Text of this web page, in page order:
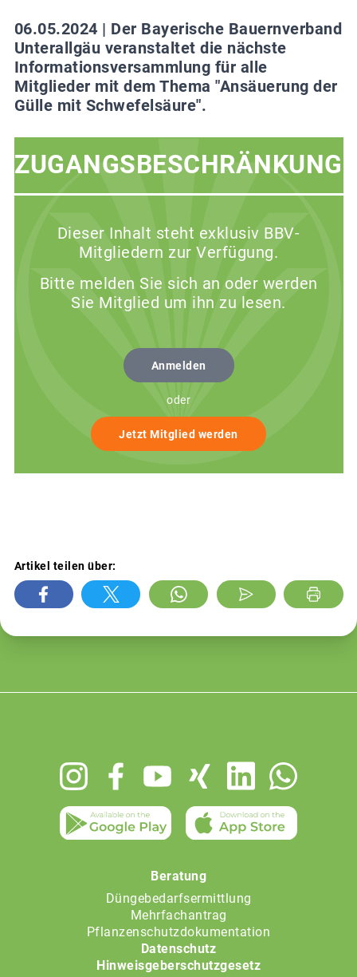
06.05.2024 | Der Bayerische Bauernverband
Unterallgäu veranstaltet die nächste
Informationsversammlung für alle
Mitglieder mit dem Thema "Ansäuerung der
Gülle mit Schwefelsäure".
ZUGANGSBESCHRÄNKUNG
Dieser Inhalt steht exklusiv BBV-
Mitgliedern zur Verfügung.
Bitte melden Sie sich an oder werden
Sie Mitglied um ihn zu lesen.
Anmelden
oder
Jetzt Mitglied werden
Artikel teilen über:
Beratung
Düngebedarfsermittlung
Mehrfachantrag
Pflanzenschutzdokumentation
Datenschutz
Hinweisgeberschutzgesetz